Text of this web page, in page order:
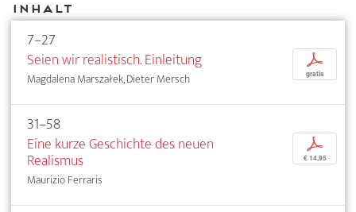
Inhalt
7–27
Seien wir realistisch. Einleitung
Magdalena Marszałek, Dieter Mersch
p
gratis
31–58
Eine kurze Geschichte des neuen
Realismus
Maurizio Ferraris
p
€ 14,95